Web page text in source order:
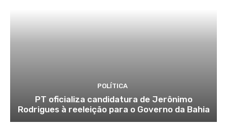
POLÍTICA
PT oficializa candidatura de Jerônimo
Rodrigues à reeleição para o Governo da Bahia